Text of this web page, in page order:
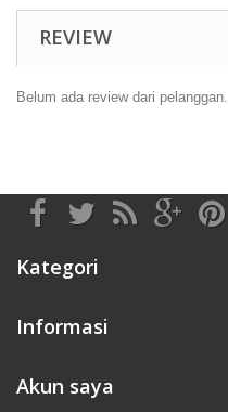
REVIEW
Belum ada review dari pelanggan.
Kategori
Informasi
Akun saya